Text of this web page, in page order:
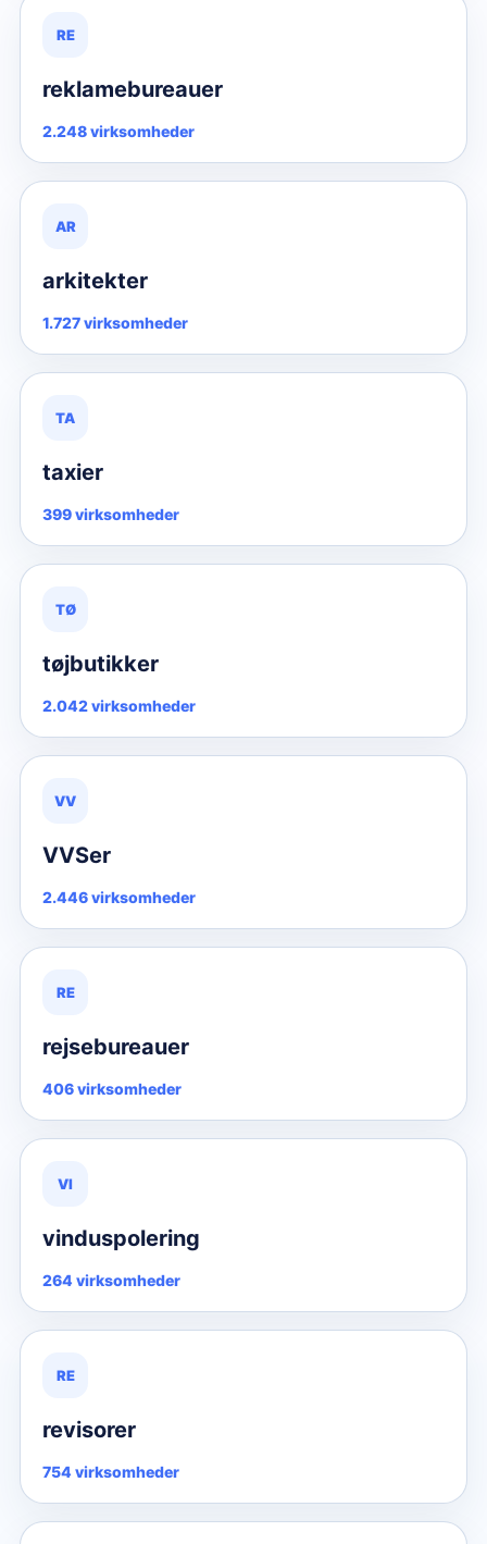
RE
reklamebureauer
2.248 virksomheder
AR
arkitekter
1.727 virksomheder
TA
taxier
399 virksomheder
TØ
tøjbutikker
2.042 virksomheder
VV
VVSer
2.446 virksomheder
RE
rejsebureauer
406 virksomheder
VI
vinduspolering
264 virksomheder
RE
revisorer
754 virksomheder